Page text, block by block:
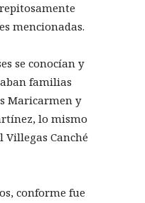
mencionadas.
se conocían y
familias
Maricarmen y
lo mismo
Canché
conforme fue